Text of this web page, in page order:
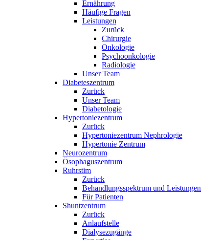
Ernährung
Häufige Fragen
Leistungen
Zurück
Chirurgie
Onkologie
Psychoonkologie
Radiologie
Unser Team
Diabeteszentrum
Zurück
Unser Team
Diabetologie
Hypertoniezentrum
Zurück
Hypertoniezentrum Nephrologie
Hypertonie Zentrum
Neurozentrum
Ösophaguszentrum
Ruhrstim
Zurück
Behandlungsspektrum und Leistungen
Für Patienten
Shuntzentrum
Zurück
Anlaufstelle
Dialysezugänge